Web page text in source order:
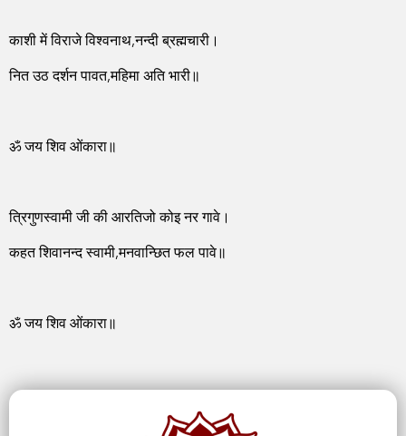
काशी में विराजे विश्वनाथ,नन्दी ब्रह्मचारी।
नित उठ दर्शन पावत,महिमा अति भारी॥
ॐ जय शिव ओंकारा॥
त्रिगुणस्वामी जी की आरतिजो कोइ नर गावे।
कहत शिवानन्द स्वामी,मनवान्छित फल पावे॥
ॐ जय शिव ओंकारा॥